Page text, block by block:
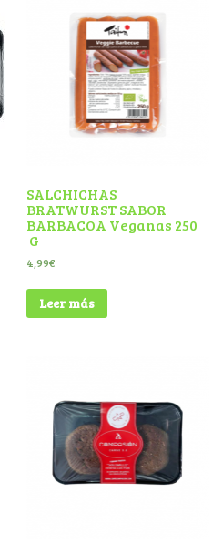
SALCHICHAS
BRATWURST SABOR
BARBACOA Veganas 250
G
4,99€
Leer más